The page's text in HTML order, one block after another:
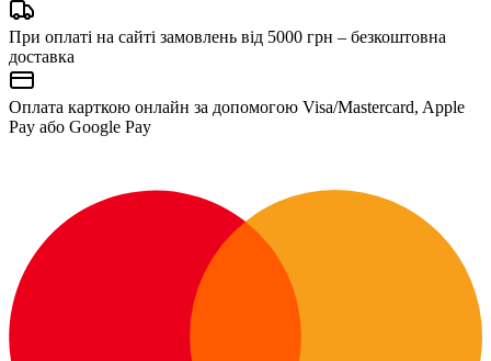
При оплаті на сайті замовлень від 5000 грн – безкоштовна
доставка
Оплата карткою онлайн за допомогою Visa/Mastercard, Apple
Pay або Google Pay